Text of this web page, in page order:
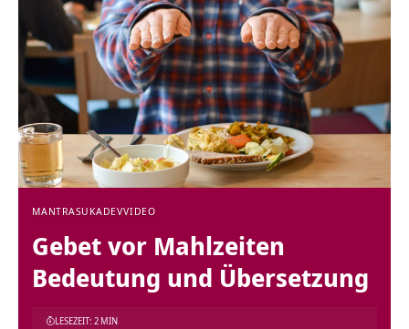
MANTRASUKADEVVIDEO
Gebet vor Mahlzeiten
Bedeutung und Übersetzung
LESEZEIT: 2 MIN